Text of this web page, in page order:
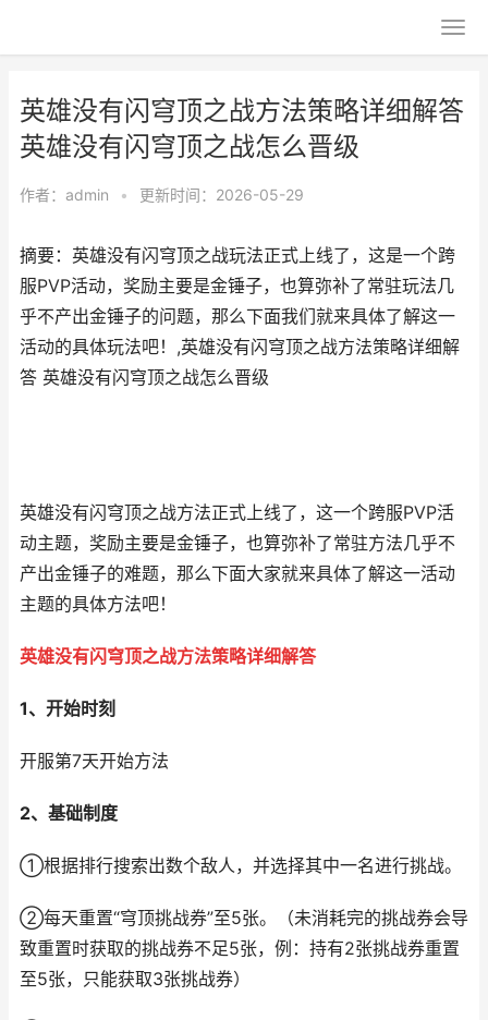
英雄没有闪穹顶之战方法策略详细解答
英雄没有闪穹顶之战怎么晋级
作者： admin • 更新时间：2026-05-29
摘要：英雄没有闪穹顶之战玩法正式上线了，这是一个跨
服PVP活动，奖励主要是金锤子，也算弥补了常驻玩法几
乎不产出金锤子的问题，那么下面我们就来具体了解这一
活动的具体玩法吧！,英雄没有闪穹顶之战方法策略详细解
答 英雄没有闪穹顶之战怎么晋级
英雄没有闪穹顶之战方法正式上线了，这一个跨服PVP活
动主题，奖励主要是金锤子，也算弥补了常驻方法几乎不
产出金锤子的难题，那么下面大家就来具体了解这一活动
主题的具体方法吧！
英雄没有闪穹顶之战方法策略详细解答
1、开始时刻
开服第7天开始方法
2、基础制度
①根据排行搜索出数个敌人，并选择其中一名进行挑战。
②每天重置“穹顶挑战券”至5张。（未消耗完的挑战券会导
致重置时获取的挑战券不足5张，例：持有2张挑战券重置
至5张，只能获取3张挑战券）